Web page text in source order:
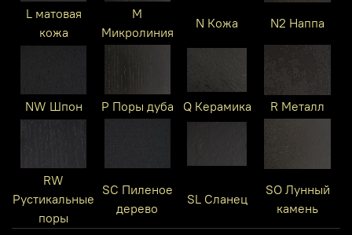
L матовая
кожа
M
Микролиния
N Кожа N2 Наппа
NW Шпон P Поры дуба Q Керамика R Металл
RW
Рустикальные
поры
SC Пиленое
дерево
SL Сланец
SO Лунный
камень